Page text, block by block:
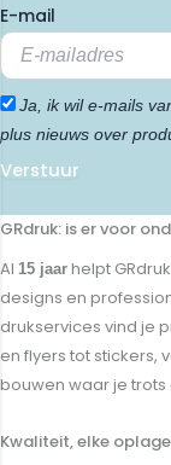
E-mail
Ja, ik wil e-mails
plus nieuws over
Verstuur
GRdruk: is er voor
Al 15 jaar helpt
designs en
drukservices vind je
en flyers tot stickers,
bouwen waar je trots
Kwaliteit, elke oplage